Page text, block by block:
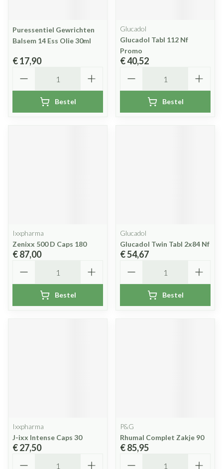
Puressentiel Gewrichten
Balsem 14 Ess Olie 30ml
€ 17,90
Bestel
Glucadol
Glucadol Tabl 112 Nf
Promo
€ 40,52
Bestel
Ixxpharma
Zenixx 500 D Caps 180
€ 87,00
Bestel
Glucadol
Glucadol Twin Tabl 2x84 Nf
€ 54,67
Bestel
Ixxpharma
J-ixx Intense Caps 30
€ 27,50
P&G
Rhumal Complet Zakje 90
€ 85,95